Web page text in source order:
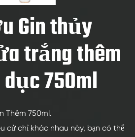
Gin thủy
trắng thêm
750ml
Thêm 750ml.
cử chỉ khác nhau này, bạn có thể